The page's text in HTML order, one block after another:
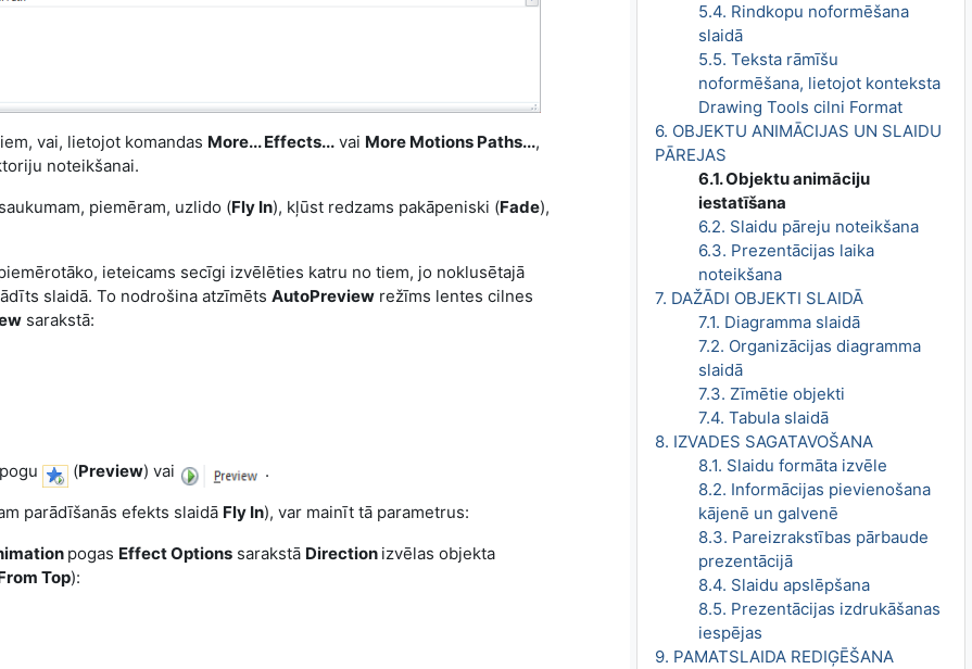
5.4. Rindkopu noformēšana
slaidā
5.5. Teksta rāmīšu
noformēšana, lietojot konteksta
Drawing Tools cilni Format
6. OBJEKTU ANIMĀCIJAS UN SLAIDU
PĀREJAS
6.1. Objektu animāciju
iestatīšana
6.2. Slaidu pāreju noteikšana
6.3. Prezentācijas laika
noteikšana
7. DAŽĀDI OBJEKTI SLAIDĀ
7.1. Diagramma slaidā
7.2. Organizācijas diagramma
slaidā
7.3. Zīmētie objekti
7.4. Tabula slaidā
8. IZVADES SAGATAVOŠANA
8.1. Slaidu formāta izvēle
8.2. Informācijas pievienošana
kājenē un galvenē
8.3. Pareizrakstības pārbaude
prezentācijā
8.4. Slaidu apslēpšana
8.5. Prezentācijas izdrukāšanas
iespējas
9. PAMATSLAIDA REDIĢĒŠANA
vai, lietojot komandas More... Effects... vai More Motions Paths...,
noteikšanai.
piemēram, uzlido (Fly In), kļūst redzams pakāpeniski (Fade),
ieteicams secīgi izvēlēties katru no tiem, jo noklusētajā
slaidā. To nodrošina atzīmēts AutoPreview režīms lentes cilnes
sarakstā:
(Preview) vai .
parādīšanās efekts slaidā Fly In), var mainīt tā parametrus:
pogas Effect Options sarakstā Direction izvēlas objekta
Top):